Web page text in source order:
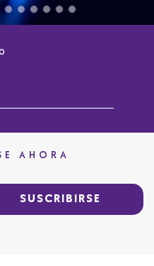
AHORA
SUSCRIBIRSE